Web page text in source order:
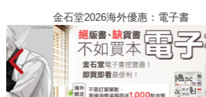
金石堂2026海外優惠：電子書